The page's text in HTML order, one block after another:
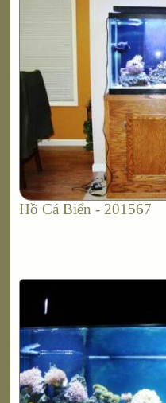
Hồ Cá Biển - 201567